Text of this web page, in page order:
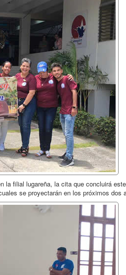
la filial lugareña, la cita que concluirá
se proyectarán en los próximos dos